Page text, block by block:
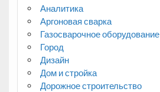
Аналитика
Аргоновая сварка
Газосварочное оборудование
Город
Дизайн
Дом и стройка
Дорожное строительство